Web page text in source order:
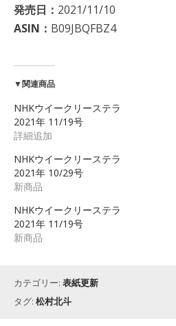
発売日： 2021/11/10
ASIN： B09JBQFBZ4
▼関連商品
NHKウイークリーステラ
2021年 11/19号
詳細追加
NHKウイークリーステラ
2021年 10/29号
新商品
NHKウイークリーステラ
2021年 11/19号
新商品
カテゴリー: 表紙更新
タグ: 松村北斗